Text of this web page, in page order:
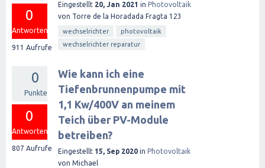
0
Antworten
911 Aufrufe
Eingestellt 20, Jan 2021 in Photovoltaik
von Torre de la Horadada Fragta 123
wechselrichter
photovoltaik
wechselrichter reparatur
0
Punkte
0
Antworten
807 Aufrufe
Wie kann ich eine
Tiefenbrunnenpumpe mit
1,1 Kw/400V an meinem
Teich über PV-Module
betreiben?
Eingestellt 15, Sep 2020 in Photovoltaik
von Michael